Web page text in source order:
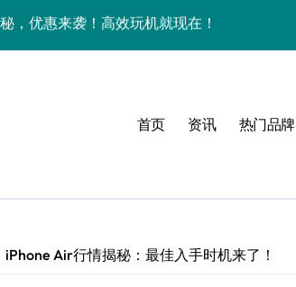
机身大能量，资讯一手轻松掌控！
袭，创新科技亮点一键全掌握！
封神！定制主题潮爆了！
，秒变手机美学高手！
秘诀大公开
时尚，尽享炫美新体验
首页 资讯 热门品牌
iPhone Air行情揭秘：最佳入手时机来了！